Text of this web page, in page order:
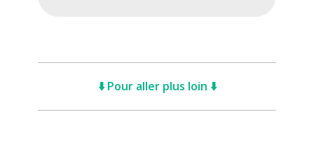
⬇️ Pour aller plus loin ⬇️